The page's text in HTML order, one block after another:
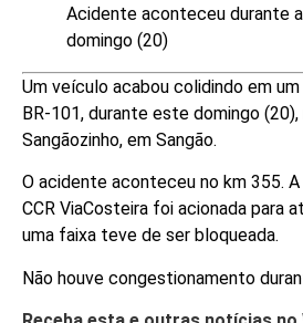
Acidente aconteceu durante
domingo (20)
Um veículo acabou colidindo em
BR-101, durante este domingo
Sangãozinho, em Sangão.
O acidente aconteceu no km 355.
CCR ViaCosteira foi acionada para
uma faixa teve de ser bloqueada.
Não houve congestionamento